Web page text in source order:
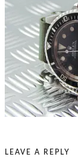
LEAVE A REPLY